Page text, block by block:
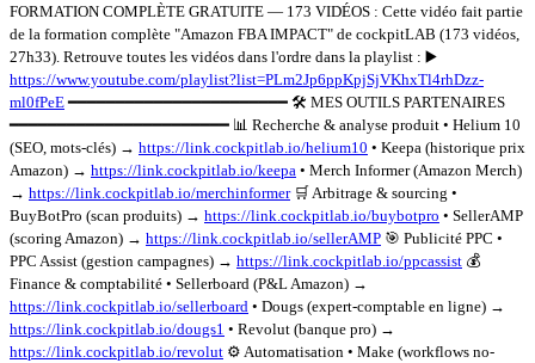
FORMATION COMPLÈTE GRATUITE — 173 VIDÉOS : Cette vidéo fait partie
de la formation complète "Amazon FBA IMPACT" de cockpitLAB (173 vidéos,
27h33). Retrouve toutes les vidéos dans l'ordre dans la playlist : ▶️
https://www.youtube.com/playlist?list=PLm2Jp6ppKpjSjVKhxTl4rhDzz-
ml0fPeE━━━━━━━━━━━━━━━━━━━━━━━ 🛠️ MES OUTILS PARTENAIRES
━━━━━━━━━━━━━━━━━━━━━━━ 📊 Recherche & analyse produit • Helium 10
(SEO, mots-clés) → https://link.cockpitlab.io/helium10 • Keepa (historique prix
Amazon) → https://link.cockpitlab.io/keepa • Merch Informer (Amazon Merch)
→ https://link.cockpitlab.io/merchinformer🛒 Arbitrage & sourcing •
BuyBotPro (scan produits) → https://link.cockpitlab.io/buybotpro • SellerAMP
(scoring Amazon) → https://link.cockpitlab.io/sellerAMP 🎯 Publicité PPC •
PPC Assist (gestion campagnes) → https://link.cockpitlab.io/ppcassist 💰
Finance & comptabilité • Sellerboard (P&L Amazon) →
https://link.cockpitlab.io/sellerboard • Dougs (expert-comptable en ligne) →
https://link.cockpitlab.io/dougs1 • Revolut (banque pro) →
https://link.cockpitlab.io/revolut ⚙️ Automatisation • Make (workflows no-